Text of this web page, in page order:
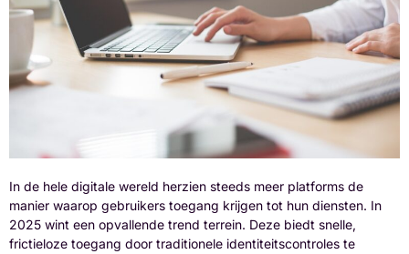
In de hele digitale wereld herzien steeds meer platforms de
manier waarop gebruikers toegang krijgen tot hun diensten. In
2025 wint een opvallende trend terrein. Deze biedt snelle,
frictieloze toegang door traditionele identiteitscontroles te